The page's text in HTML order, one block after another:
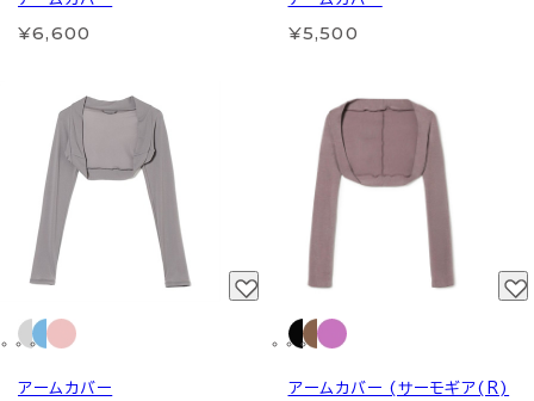
¥6,600 ¥5,500
アームカバー
アームカバー (サーモギア(R)